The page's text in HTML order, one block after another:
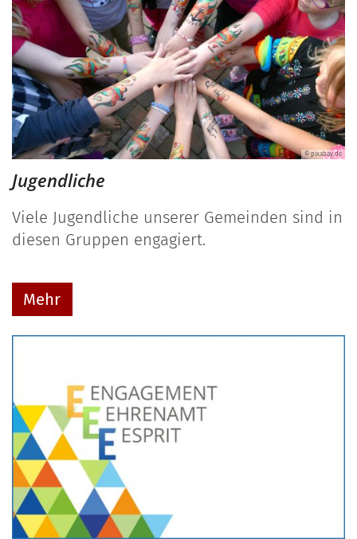
© pixabay.de
Jugendliche
Viele Jugendliche unserer Gemeinden sind in
diesen Gruppen engagiert.
Mehr